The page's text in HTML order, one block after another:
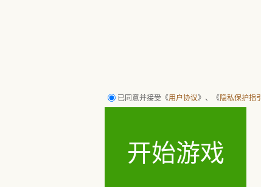
已同意并接受《用户协议》、《隐私保护指引
开始游戏